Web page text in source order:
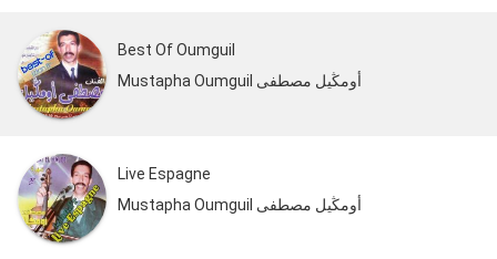
Best Of Oumguil
Mustapha Oumguil أومڭيل مصطفى
Live Espagne
Mustapha Oumguil أومڭيل مصطفى